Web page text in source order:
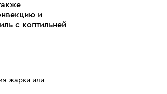
и
с коптильней
жарки или